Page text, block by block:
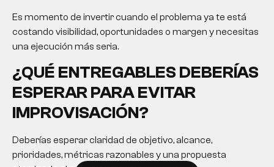
Es momento de invertir cuando el problema ya te está
costando visibilidad, oportunidades o margen y necesitas
una ejecución más seria.
¿QUÉ ENTREGABLES DEBERÍAS
ESPERAR PARA EVITAR
IMPROVISACIÓN?
Deberías esperar claridad de objetivo, alcance,
prioridades, métricas razonables y una propuesta